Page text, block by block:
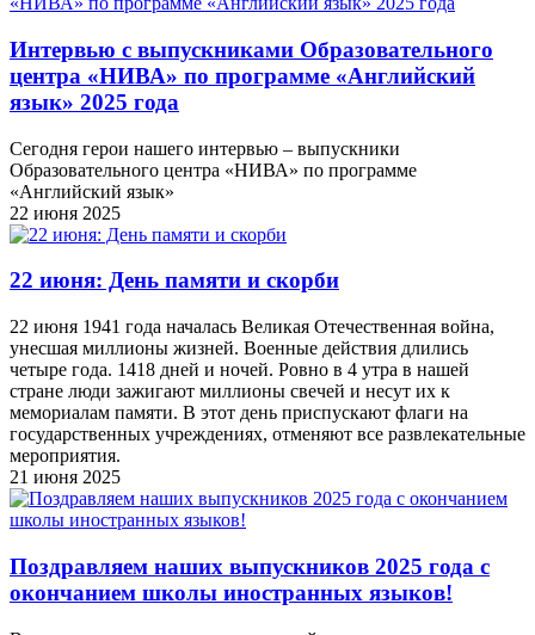
Интервью с выпускниками Образовательного
центра «НИВА» по программе «Английский
язык» 2025 года
Сегодня герои нашего интервью – выпускники
Образовательного центра «НИВА» по программе
«Английский язык»
22 июня 2025
22 июня: День памяти и скорби
22 июня 1941 года началась Великая Отечественная война,
унесшая миллионы жизней. Военные действия длились
четыре года. 1418 дней и ночей. Ровно в 4 утра в нашей
стране люди зажигают миллионы свечей и несут их к
мемориалам памяти. В этот день приспускают флаги на
государственных учреждениях, отменяют все развлекательные
мероприятия.
21 июня 2025
Поздравляем наших выпускников 2025 года c
окончанием школы иностранных языков!